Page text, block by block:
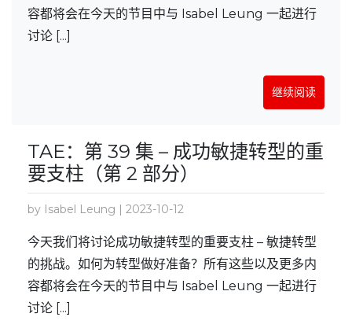
容都将会在今天的节目中与 Isabel Leung 一起进行
讨论 [...]
继续阅读
TAE：第 39 集 – 成功敏捷转型的重
要支柱（第 2 部分）
by Isabel Leung | 2023-10-12
今天我们将讨论成功敏捷转型的重要支柱 – 敏捷转型
的挑战。如何为转型做好准备？所有这些以及更多内
容都将会在今天的节目中与 Isabel Leung 一起进行
讨论 [...]